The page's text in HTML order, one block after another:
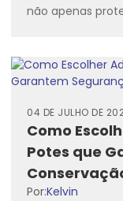
não apenas
Como
Potes que
04 DE JULHO DE
Por:Kelvin